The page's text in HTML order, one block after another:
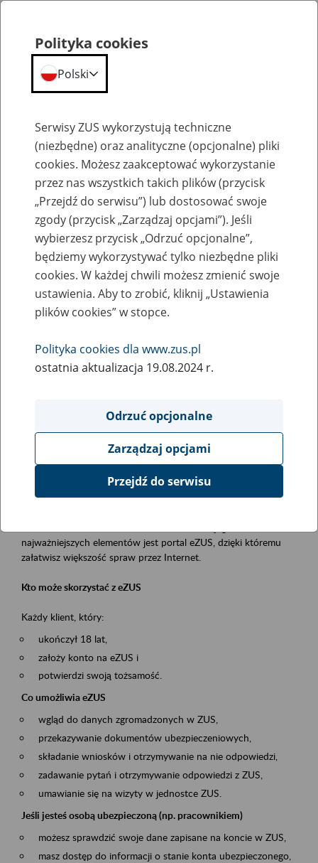
Szkolenia
Zaproś ZUS do siebie - zakładanie profili
eZUS w siedzibie Twojej firmy
Rodzaj wydarzenia
Szkolenia
Obszar merytoryczny
obsługa klientów
Opis wydarzenia
Platforma Usług Elektronicznych ZUS eZUS
najważniejszych elementów jest portal eZUS, dzięki któremu
załatwisz większość spraw przez Internet.
Kto może skorzystać z eZUS
Każdy klient, który:
ukończył 18 lat,
założy konto na eZUS i
potwierdzi swoją tożsamość.
Co umożliwia eZUS
wgląd do danych zgromadzonych w ZUS,
przekazywanie dokumentów ubezpieczeniowych,
składanie wniosków i otrzymywanie na nie odpowiedzi,
zadawanie pytań i otrzymywanie odpowiedzi z ZUS,
umawianie się na wizyty w jednostce ZUS.
Jeśli jesteś osobą ubezpieczoną (np. pracownikiem)
możesz sprawdzić swoje dane zapisane na koncie w ZUS,
masz dostęp do informacji o stanie konta ubezpieczonego,
Polityka cookies
Polski
Serwisy ZUS wykorzystują techniczne
(niezbędne) oraz analityczne (opcjonalne) pliki
cookies. Możesz zaakceptować wykorzystanie
przez nas wszystkich takich plików (przycisk
„Przejdź do serwisu”) lub dostosować swoje
zgody (przycisk „Zarządzaj opcjami”). Jeśli
wybierzesz przycisk „Odrzuć opcjonalne”,
będziemy wykorzystywać tylko niezbędne pliki
cookies. W każdej chwili możesz zmienić swoje
ustawienia. Aby to zrobić, kliknij „Ustawienia
plików cookies” w stopce.
Polityka cookies dla www.zus.pl
ostatnia aktualizacja 19.08.2024 r.
Odrzuć opcjonalne
Zarządzaj opcjami
Przejdź do serwisu